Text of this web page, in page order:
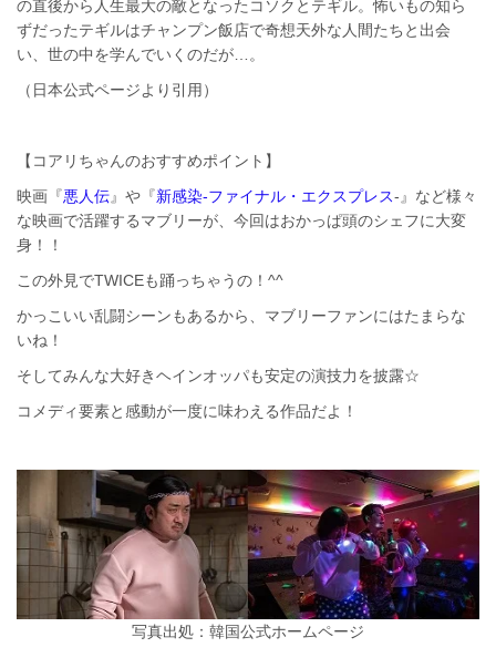
の直後から人生最大の敵となったコソクとテギル。怖いもの知ら
ずだったテギルはチャンプン飯店で奇想天外な人間たちと出会
い、世の中を学んでいくのだが…。
（日本公式ページより引用）
【コアリちゃんのおすすめポイント】
映画『悪人伝』や『新感染-ファイナル・エクスプレス-』など様々
な映画で活躍するマブリーが、今回はおかっぱ頭のシェフに大変
身！！
この外見でTWICEも踊っちゃうの！^^
かっこいい乱闘シーンもあるから、マブリーファンにはたまらな
いね！
そしてみんな大好きヘインオッパも安定の演技力を披露☆
コメディ要素と感動が一度に味わえる作品だよ！
写真出処：韓国公式ホームページ